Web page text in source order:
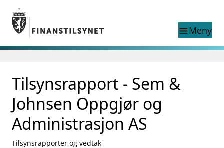
Gå til hovedinnhold
Gå til søkesiden
menuMeny
nettstedet
language
English
exist in English
English home page
Tilsyn
Aktuelt
Finanstilsynets registre
Tilsynsrapport - Sem &
Johnsen Oppgjør og
Administrasjon AS
Tilsynsrapporter og vedtak